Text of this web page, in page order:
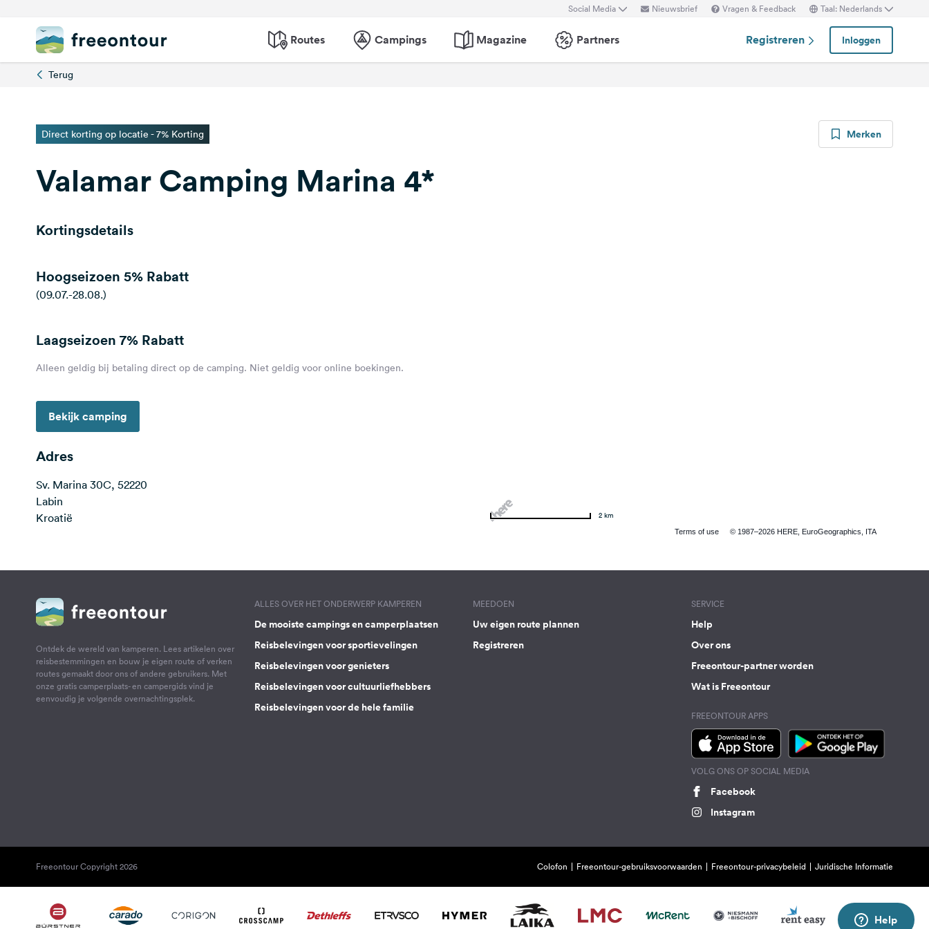
Social Media Nieuwsbrief Vragen & Feedback Taal: Nederlands
Routes Campings Magazine Partners Registreren Inloggen
Terug
Direct korting op locatie - 7% Korting Merken
Valamar Camping Marina 4*
Kortingsdetails
Hoogseizoen 5% Rabatt
(09.07.-28.08.)
Laagseizoen 7% Rabatt
Alleen geldig bij betaling direct op de camping. Niet geldig voor online boekingen.
Bekijk camping
Adres
Sv. Marina 30C, 52220
Labin
Kroatië
Terms of use © 1987–2026 HERE, EuroGeographics, ITA
2 km
Ontdek de wereld van kamperen. Lees artikelen over
reisbestemmingen en bouw je eigen route of verken
routes gemaakt door ons of andere gebruikers. Met
onze gratis camperplaats- en campergids vind je
eenvoudig je volgende overnachtingsplek.
ALLES OVER HET ONDERWERP KAMPEREN
De mooiste campings en camperplaatsen
Reisbelevingen voor sportievelingen
Reisbelevingen voor genieters
Reisbelevingen voor cultuurliefhebbers
Reisbelevingen voor de hele familie
MEEDOEN
Uw eigen route plannen
Registreren
SERVICE
Help
Over ons
Freeontour-partner worden
Wat is Freeontour
FREEONTOUR APPS
VOLG ONS OP SOCIAL MEDIA
Facebook
Instagram
Freeontour Copyright 2026 Colofon Freeontour-gebruiksvoorwaarden Freeontour-privacybeleid Juridische Informatie
Help